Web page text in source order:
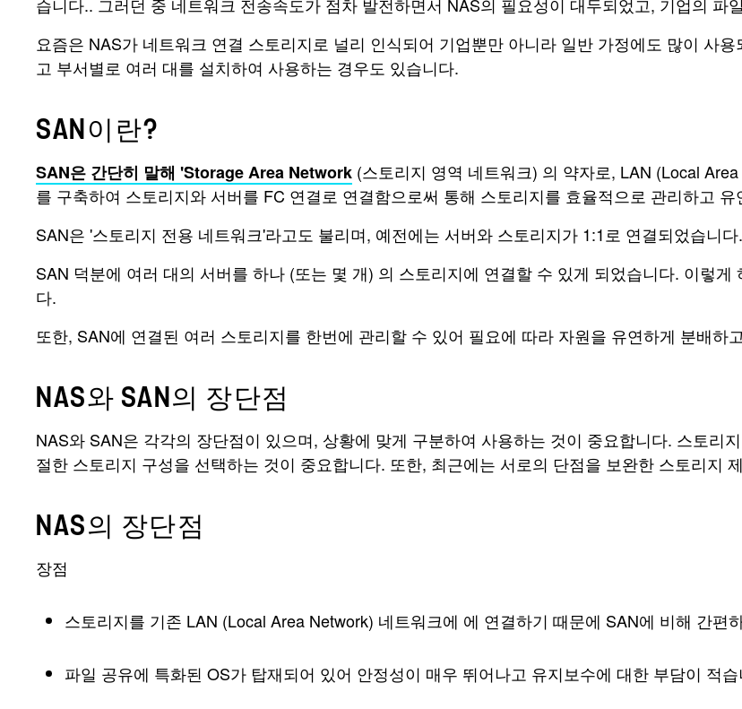
요즘은 NAS가 네트워크 연결 스토리지로 널리 인식되어 기업뿐만 아니라 일반 가정에도 많이 사
고 부서별로 여러 대를 설치하여 사용하는 경우도 있습니다.
SAN이란?
SAN은 간단히 말해 'Storage Area Network (스토리지 영역 네트워크) 의 약자로, LAN (Local
를 구축하여 스토리지와 서버를 FC 연결로 연결함으로써 통해 스토리지를 효율적으로 관리하고
SAN은 '스토리지 전용 네트워크'라고도 불리며, 예전에는 서버와 스토리지가 1:1로 연결되었습니다.
SAN 덕분에 여러 대의 서버를 하나 (또는 몇 개) 의 스토리지에 연결할 수 있게 되었습니다. 이렇
다.
또한, SAN에 연결된 여러 스토리지를 한번에 관리할 수 있어 필요에 따라 자원을 유연하게 분배하
NAS와 SAN의 장단점
NAS와 SAN은 각각의 장단점이 있으며, 상황에 맞게 구분하여 사용하는 것이 중요합니다. 스토리
절한 스토리지 구성을 선택하는 것이 중요합니다. 또한, 최근에는 서로의 단점을 보완한 스토리지
NAS의 장단점
장점
스토리지를 기존 LAN (Local Area Network) 네트워크에 에 연결하기 때문에 SAN에 비해 간편
파일 공유에 특화된 OS가 탑재되어 있어 안정성이 매우 뛰어나고 유지보수에 대한 부담이 적